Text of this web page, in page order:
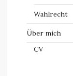
Wahlrecht
Über mich
CV